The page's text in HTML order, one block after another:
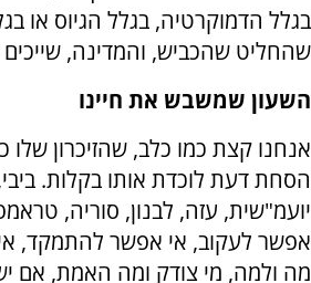
בגלל הדמוקרטיה, בגלל הגיוס או
שהחליט שהכביש, והמדינה,
השעון שמשבש את חיינו
אנחנו קצת כמו כלב, שהזיכרון שלו
הסחת דעת לוכדת אותו בקלות.
יועמ"שית, עזה, לבנון, סוריה,
אפשר לעקוב, אי אפשר להתמקד,
מה ולמה, מי צודק ומה האמת, אם